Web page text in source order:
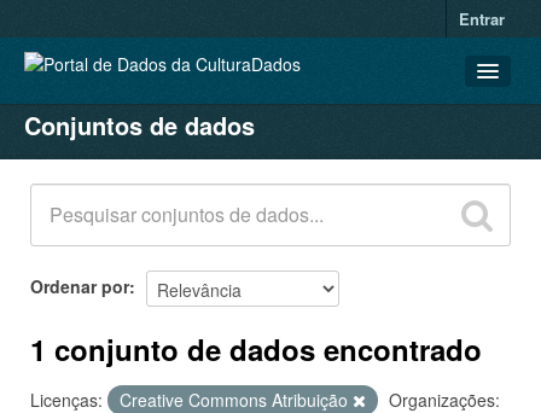
Entrar
CONJUNTOS DE DADOS
ORGANIZAÇÕES
GRUPOS
SOBRE
Conjuntos de dados
Ordenar por
1 conjunto de dados encontrado
Licenças: Creative Commons Atribuição
Organizações: